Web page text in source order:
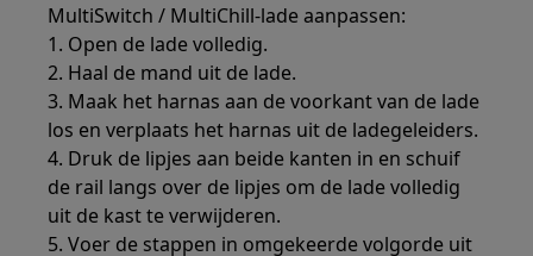
MultiSwitch / MultiChill-lade aanpassen:
1. Open de lade volledig.
2. Haal de mand uit de lade.
3. Maak het harnas aan de voorkant van de lade
los en verplaats het harnas uit de ladegeleiders.
4. Druk de lipjes aan beide kanten in en schuif
de rail langs over de lipjes om de lade volledig
uit de kast te verwijderen.
5. Voer de stappen in omgekeerde volgorde uit